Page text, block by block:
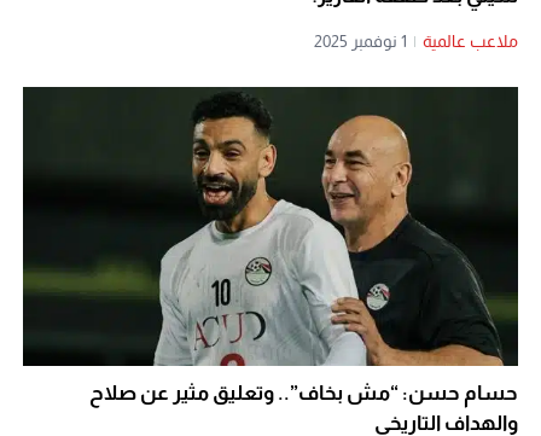
ملاعب عالمية | 1 نوفمبر 2025
حسام حسن: “مش بخاف”.. وتعليق مثير عن صلاح
والهداف التاريخي